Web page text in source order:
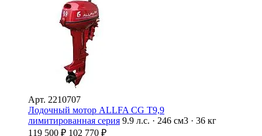
Арт. 2210707
Лодочный мотор ALLFA CG T9,9
лимитированная серия 9.9 л.с. · 246 см3 · 36 кг
119 500 ₽ 102 770 ₽